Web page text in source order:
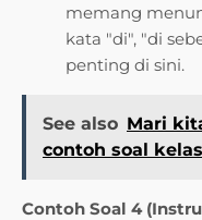
memang
kata "di", "di
penting di sini.
See also Mari
contoh soal
Contoh Soal 4